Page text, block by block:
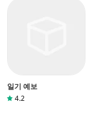
일기 예보
4.2